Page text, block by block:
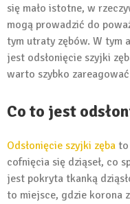
się mało istotne, w
mogą prowadzić do
tym utraty zębów. W tym
jest odsłonięcie szyjki
warto szybko
Co to jest
Odsłonięcie szyjki zęba to
cofnięcia się dziąseł, co
jest pokryta tkanką
to miejsce, gdzie korona